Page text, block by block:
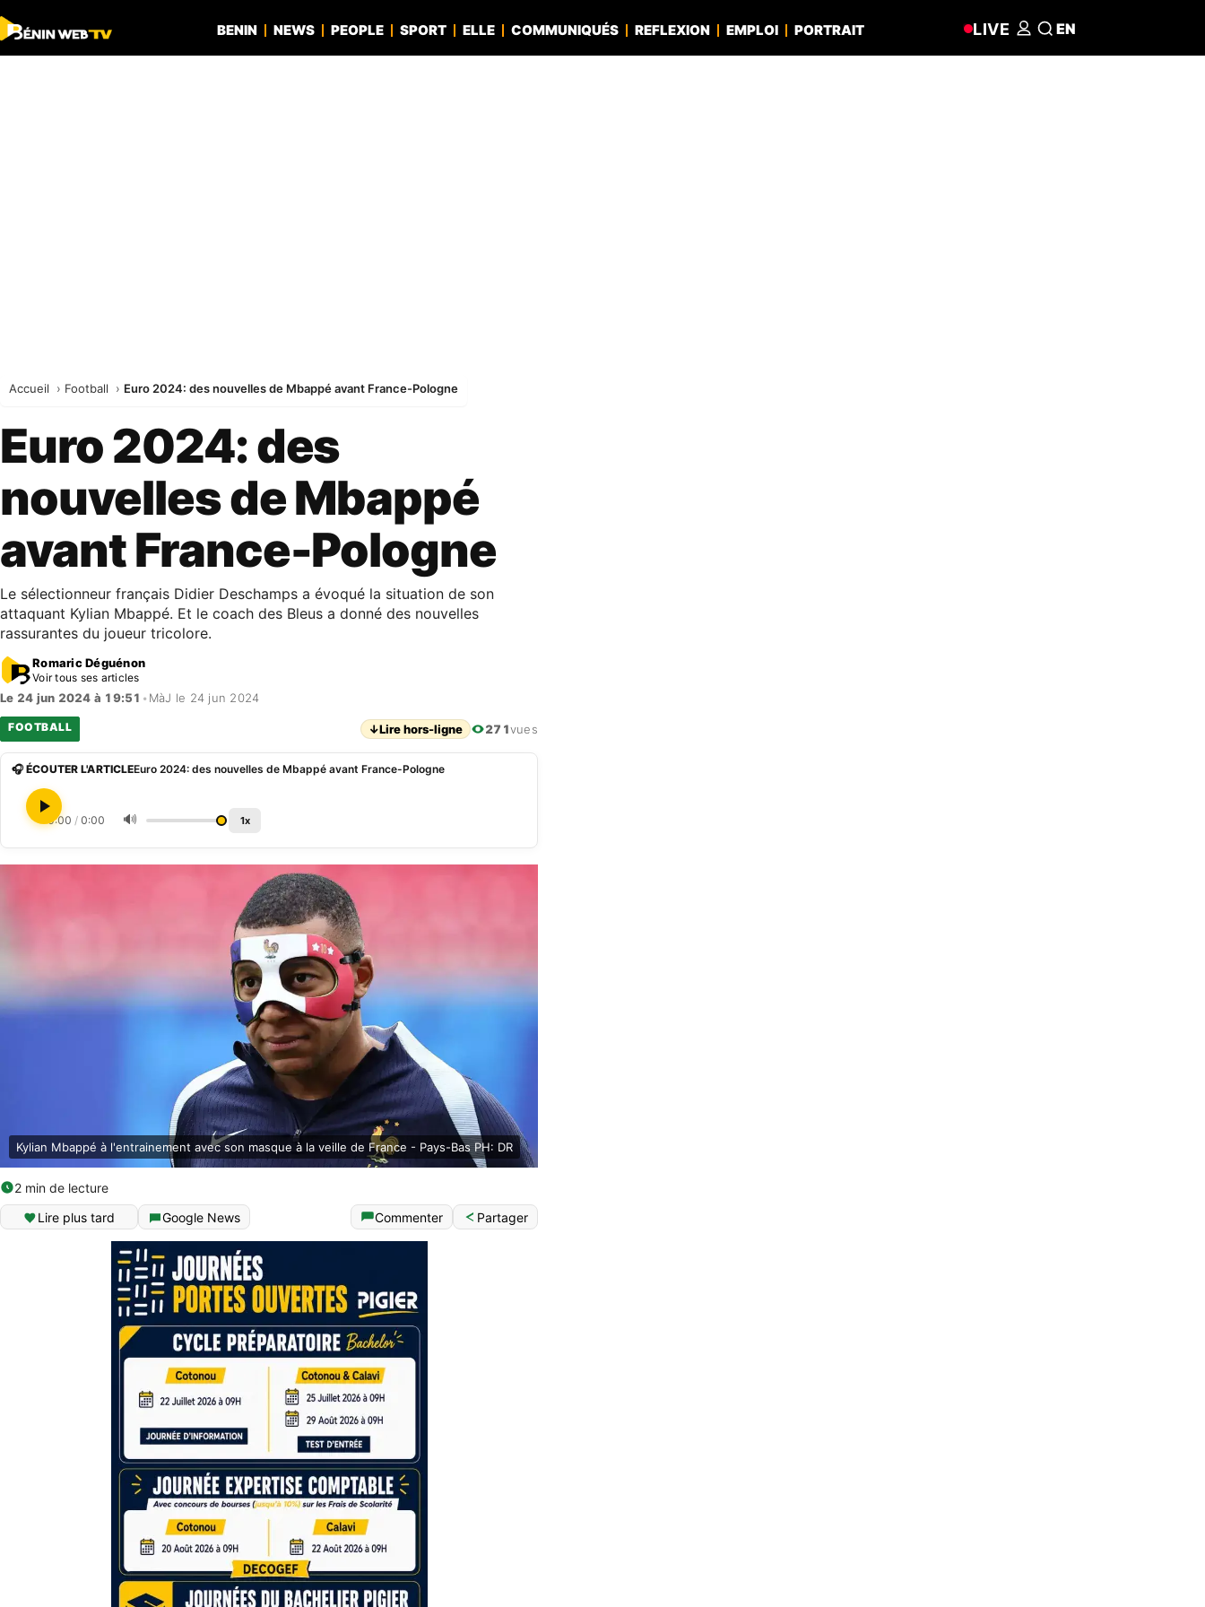
BENIN NEWS PEOPLE SPORT ELLE COMMUNIQUÉS REFLEXION EMPLOI PORTRAIT LIVE EN
Accueil Football Euro 2024: des nouvelles de Mbappé avant France-Pologne
Euro 2024: des
nouvelles de Mbappé
avant France-Pologne
Le sélectionneur français Didier Deschamps a évoqué la situation de son
attaquant Kylian Mbappé. Et le coach des Bleus a donné des nouvelles
rassurantes du joueur tricolore.
Romaric Déguénon
Voir tous ses articles
Le 24 jun 2024 à 19:51 • MàJ le 24 jun 2024
FOOTBALL ↓Lire hors-ligne 271vues
🎧 ÉCOUTER L'ARTICLEEuro 2024: des nouvelles de Mbappé avant France-Pologne
0:00 / 0:00 🔊 1x
Kylian Mbappé à l'entrainement avec son masque à la veille de France - Pays-Bas PH: DR
2 min de lecture
Lire plus tard
Google News Commenter Partager